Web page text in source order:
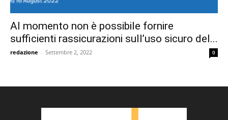
Al momento non è possibile fornire
sufficienti rassicurazioni sull’uso sicuro del...
redazione - Settembre 2, 2022 0